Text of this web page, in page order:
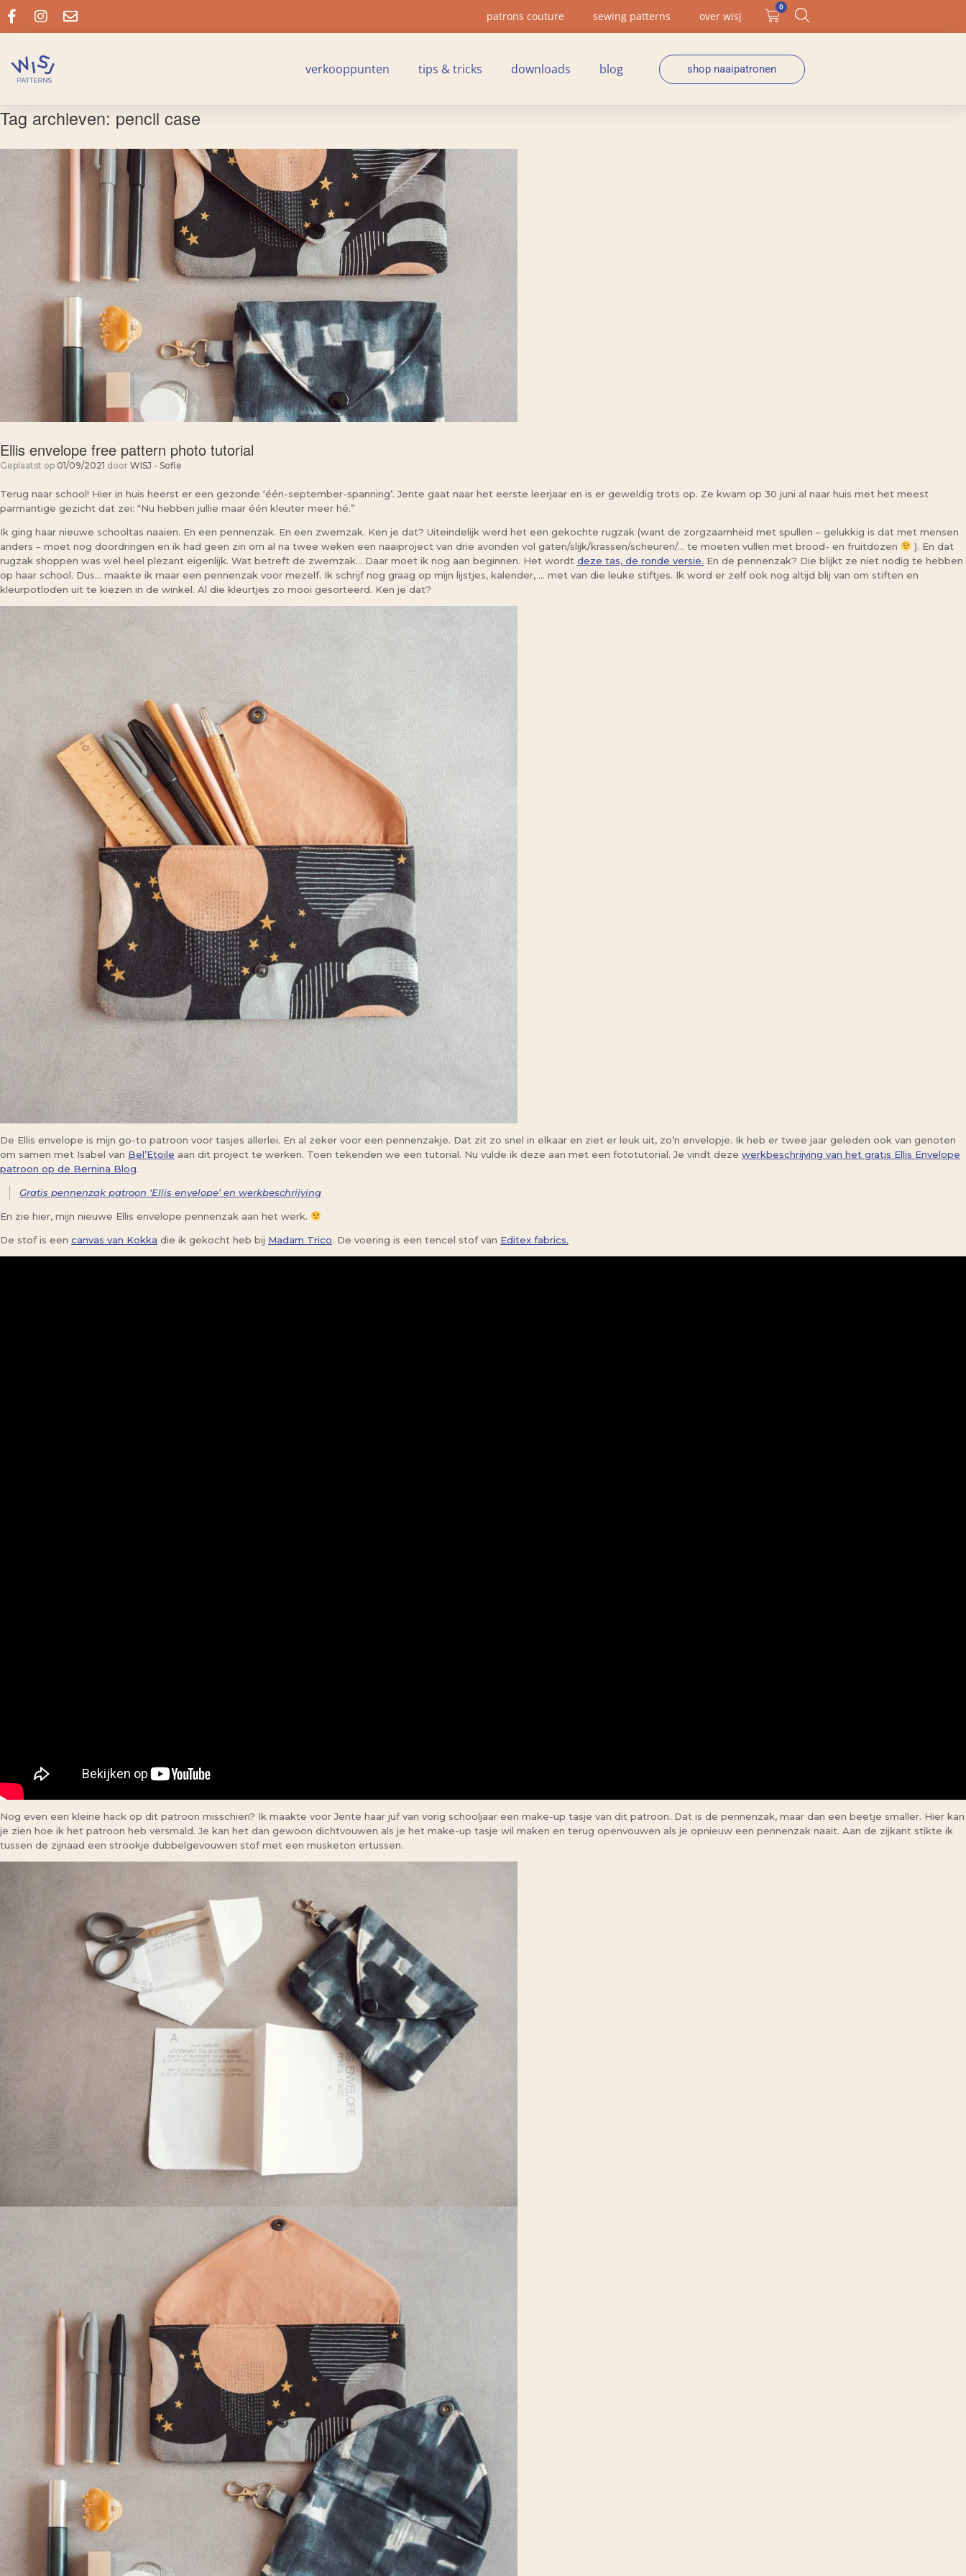
patrons couture sewing patterns over wisj
0
verkooppunten tips & tricks downloads blog shop naaipatronen
Tag archieven: pencil case
Ellis envelope free pattern photo tutorial
Geplaatst op 01/09/2021 door WISJ - Sofie
Terug naar school! Hier in huis heerst er een gezonde ‘één-september-spanning’. Jente gaat naar het eerste leerjaar en is er geweldig trots op. Ze kwam op 30 juni al naar huis met het meest
parmantige gezicht dat zei: “Nu hebben jullie maar één kleuter meer hé.”
Ik ging haar nieuwe schooltas naaien. En een pennenzak. En een zwemzak. Ken je dat? Uiteindelijk werd het een gekochte rugzak (want de zorgzaamheid met spullen – gelukkig is dat met mensen
anders – moet nog doordringen en ik had geen zin om al na twee weken een naaiproject van drie avonden vol gaten/slijk/krassen/scheuren/… te moeten vullen met brood- en fruitdozen
). En dat
rugzak shoppen was wel heel plezant eigenlijk. Wat betreft de zwemzak… Daar moet ik nog aan beginnen. Het wordt deze tas, de ronde versie. En de pennenzak? Die blijkt ze niet nodig te hebben
op haar school. Dus… maakte ik maar een pennenzak voor mezelf. Ik schrijf nog graag op mijn lijstjes, kalender, … met van die leuke stiftjes. Ik word er zelf ook nog altijd blij van om stiften en
kleurpotloden uit te kiezen in de winkel. Al die kleurtjes zo mooi gesorteerd. Ken je dat?
De Ellis envelope is mijn go-to patroon voor tasjes allerlei. En al zeker voor een pennenzakje. Dat zit zo snel in elkaar en ziet er leuk uit, zo’n envelopje. Ik heb er twee jaar geleden ook van genoten
om samen met Isabel van Bel’Etoile aan dit project te werken. Toen tekenden we een tutorial. Nu vulde ik deze aan met een fototutorial. Je vindt deze werkbeschrijving van het gratis Ellis Envelope
patroon op de Bernina Blog.
Gratis pennenzak patroon ‘Ellis envelope’ en werkbeschrijving
En zie hier, mijn nieuwe Ellis envelope pennenzak aan het werk.
De stof is een canvas van Kokka die ik gekocht heb bij Madam Trico. De voering is een tencel stof van Editex fabrics.
Nog even een kleine hack op dit patroon misschien? Ik maakte voor Jente haar juf van vorig schooljaar een make-up tasje van dit patroon. Dat is de pennenzak, maar dan een beetje smaller. Hier kan
je zien hoe ik het patroon heb versmald. Je kan het dan gewoon dichtvouwen als je het make-up tasje wil maken en terug openvouwen als je opnieuw een pennenzak naait. Aan de zijkant stikte ik
tussen de zijnaad een strookje dubbelgevouwen stof met een musketon ertussen.